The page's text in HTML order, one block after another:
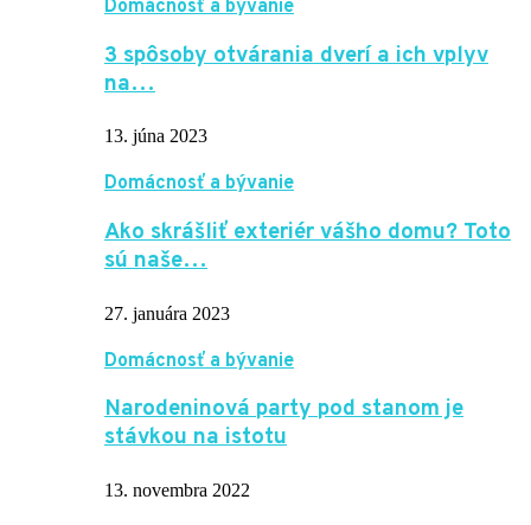
Domácnosť a bývanie
3 spôsoby otvárania dverí a ich vplyv
na…
13. júna 2023
Domácnosť a bývanie
Ako skrášliť exteriér vášho domu? Toto
sú naše…
27. januára 2023
Domácnosť a bývanie
Narodeninová party pod stanom je
stávkou na istotu
13. novembra 2022